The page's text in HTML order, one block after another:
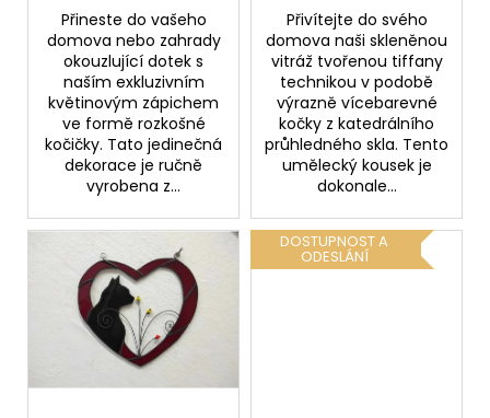
Přineste do vašeho
domova nebo zahrady
okouzlující dotek s
naším exkluzivním
květinovým zápichem
ve formě rozkošné
kočičky. Tato jedinečná
dekorace je ručně
vyrobena z...
Přivítejte do svého
domova naši skleněnou
vitráž tvořenou tiffany
technikou v podobě
výrazně vícebarevné
kočky z katedrálního
průhledného skla. Tento
umělecký kousek je
dokonale...
DOSTUPNOST A
ODESLÁNÍ